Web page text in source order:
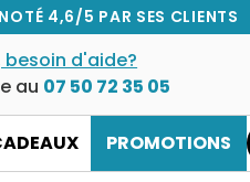
4,6/5 PAR SES CLIENTS
besoin d'aide?
au 07 50 72 35 05
PROMOTIONS